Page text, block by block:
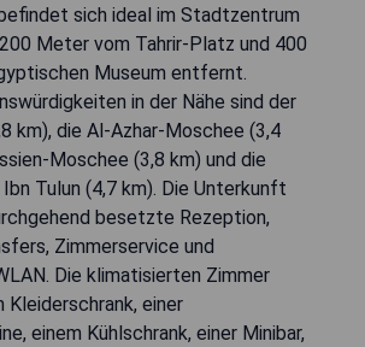
sich ideal im Stadtzentrum
Meter vom Tahrir-Platz und 400
Museum entfernt.
in der Nähe sind der
km), die Al-Azhar-Moschee (3,4
Moschee (3,8 km) und die
Tulun (4,7 km). Die Unterkunft
besetzte Rezeption,
Zimmerservice und
Die klimatisierten Zimmer
Kleiderschrank, einer
einem Kühlschrank, einer Minibar,